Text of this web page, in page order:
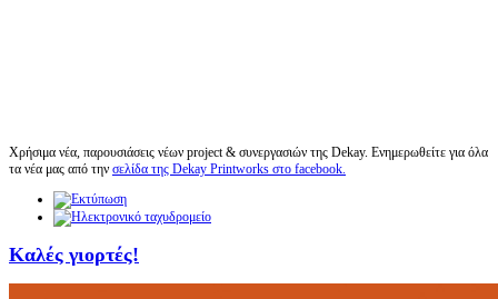
Χρήσιμα νέα, παρουσιάσεις νέων project & συνεργασιών της Dekay. Ενημερωθείτε για όλα
τα νέα μας από την σελίδα της Dekay Printworks στο facebook.
Καλές γιορτές!